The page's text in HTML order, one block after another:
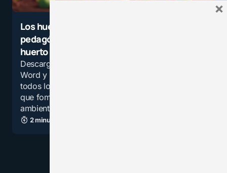
Los huertos como herramienta
pedagógica: descarga el proyecto de
huerto escolar
Descarga proyectos de huerto escolar en
Word y PDF con 100 ideas prácticas para
todos los niveles. Recurso listo para aplicar
que fomenta aprendizaje activo, conciencia
ambiental y trabajo…
2 minutos de lectura
×